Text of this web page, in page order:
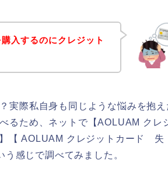
入するのにクレジット
実際私自身も同じような悩みを抱え
るため、ネットで【AOLUAM クレ
【 AOLUAM クレジットカード 失
感じで調べてみました。